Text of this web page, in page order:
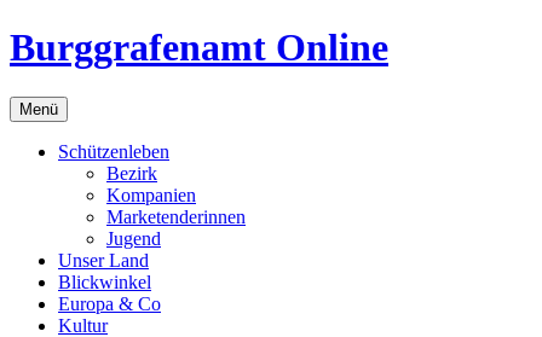
Burggrafenamt Online
Menü
Schützenleben
Bezirk
Kompanien
Marketenderinnen
Jugend
Unser Land
Blickwinkel
Europa & Co
Kultur